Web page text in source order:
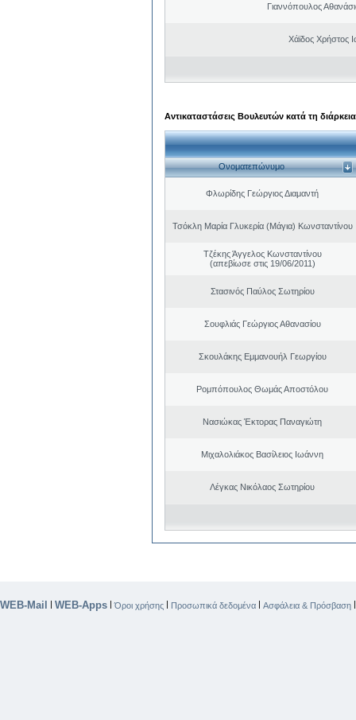
Γιαννόπουλος
Χάϊδος Χρήστος
Αντικαταστάσεις Βουλευτών κατά τη
Ονοματεπώνυμο
Φλωρίδης Γεώργιος Διαμαντή
Τσόκλη Μαρία Γλυκερία (Μάγια) Κωνσταντίνου
Τζέκης Άγγελος Κωνσταντίνου
(απεβίωσε στις 19/06/2011)
Στασινός Παύλος Σωτηρίου
Σουφλιάς Γεώργιος Αθανασίου
Σκουλάκης Εμμανουήλ Γεωργίου
Ρομπόπουλος Θωμάς Αποστόλου
Νασιώκας Έκτορας Παναγιώτη
Μιχαλολιάκος Βασίλειος Ιωάννη
Λέγκας Νικόλαος Σωτηρίου
WEB-Mail | WEB-Apps |Όροι χρήσης | Προσωπικά δεδομένα | Ασφάλεια & Πρόσβαση